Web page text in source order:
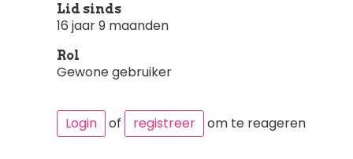
Lid sinds
16 jaar 9 maanden
Rol
Gewone gebruiker
Login of registreer om te reageren